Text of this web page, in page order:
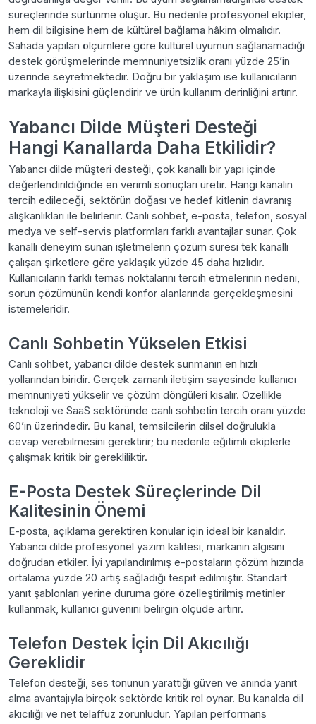
süreçlerinde sürtünme oluşur. Bu nedenle profesyonel ekipler,
hem dil bilgisine hem de kültürel bağlama hâkim olmalıdır.
Sahada yapılan ölçümlere göre kültürel uyumun sağlanamadığı
destek görüşmelerinde memnuniyetsizlik oranı yüzde 25’in
üzerinde seyretmektedir. Doğru bir yaklaşım ise kullanıcıların
markayla ilişkisini güçlendirir ve ürün kullanım derinliğini artırır.
Yabancı Dilde Müşteri Desteği
Hangi Kanallarda Daha Etkilidir?
Yabancı dilde müşteri desteği, çok kanallı bir yapı içinde
değerlendirildiğinde en verimli sonuçları üretir. Hangi kanalın
tercih edileceği, sektörün doğası ve hedef kitlenin davranış
alışkanlıkları ile belirlenir. Canlı sohbet, e-posta, telefon, sosyal
medya ve self-servis platformları farklı avantajlar sunar. Çok
kanallı deneyim sunan işletmelerin çözüm süresi tek kanallı
çalışan şirketlere göre yaklaşık yüzde 45 daha hızlıdır.
Kullanıcıların farklı temas noktalarını tercih etmelerinin nedeni,
sorun çözümünün kendi konfor alanlarında gerçekleşmesini
istemeleridir.
Canlı Sohbetin Yükselen Etkisi
Canlı sohbet, yabancı dilde destek sunmanın en hızlı
yollarından biridir. Gerçek zamanlı iletişim sayesinde kullanıcı
memnuniyeti yükselir ve çözüm döngüleri kısalır. Özellikle
teknoloji ve SaaS sektöründe canlı sohbetin tercih oranı yüzde
60’ın üzerindedir. Bu kanal, temsilcilerin dilsel doğrulukla
cevap verebilmesini gerektirir; bu nedenle eğitimli ekiplerle
çalışmak kritik bir gerekliliktir.
E-Posta Destek Süreçlerinde Dil
Kalitesinin Önemi
E-posta, açıklama gerektiren konular için ideal bir kanaldır.
Yabancı dilde profesyonel yazım kalitesi, markanın algısını
doğrudan etkiler. İyi yapılandırılmış e-postaların çözüm hızında
ortalama yüzde 20 artış sağladığı tespit edilmiştir. Standart
yanıt şablonları yerine duruma göre özelleştirilmiş metinler
kullanmak, kullanıcı güvenini belirgin ölçüde artırır.
Telefon Destek İçin Dil Akıcılığı
Gereklidir
Telefon desteği, ses tonunun yarattığı güven ve anında yanıt
alma avantajıyla birçok sektörde kritik rol oynar. Bu kanalda dil
akıcılığı ve net telaffuz zorunludur. Yapılan performans